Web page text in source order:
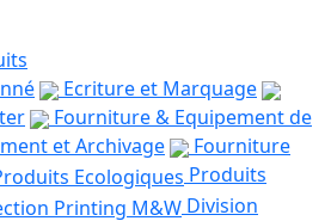
Ecriture et Marquage
Fourniture & Equipement de
et Archivage
Fourniture
Produits
Division